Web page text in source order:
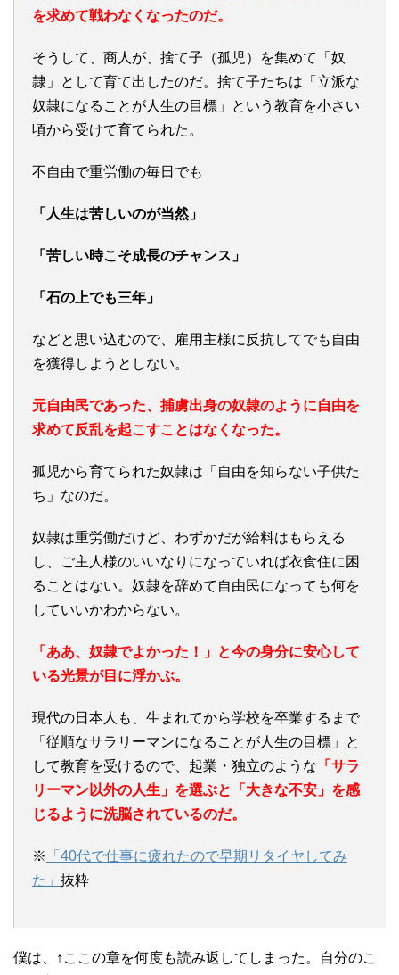
を求めて戦わなくなったのだ。
そうして、商人が、捨て子（孤児）を集めて「奴
隷」として育て出したのだ。捨て子たちは「立派な
奴隷になることが人生の目標」という教育を小さい
頃から受けて育てられた。
不自由で重労働の毎日でも
「人生は苦しいのが当然」
「苦しい時こそ成長のチャンス」
「石の上でも三年」
などと思い込むので、雇用主様に反抗してでも自由
を獲得しようとしない。
元自由民であった、捕虜出身の奴隷のように自由を
求めて反乱を起こすことはなくなった。
孤児から育てられた奴隷は「自由を知らない子供た
ち」なのだ。
奴隷は重労働だけど、わずかだが給料はもらえる
し、ご主人様のいいなりになっていれば衣食住に困
ることはない。奴隷を辞めて自由民になっても何を
していいかわからない。
「ああ、奴隷でよかった！」と今の身分に安心して
いる光景が目に浮かぶ。
現代の日本人も、生まれてから学校を卒業するまで
「従順なサラリーマンになることが人生の目標」と
して教育を受けるので、起業・独立のような 「サラ
リーマン以外の人生」を選ぶと「大きな不安」を感
じるように洗脳されているのだ。
※
「40代で仕事に疲れたので早期リタイヤしてみ
た」 抜粋
僕は、↑ここの章を何度も読み返してしまった。自分のこ